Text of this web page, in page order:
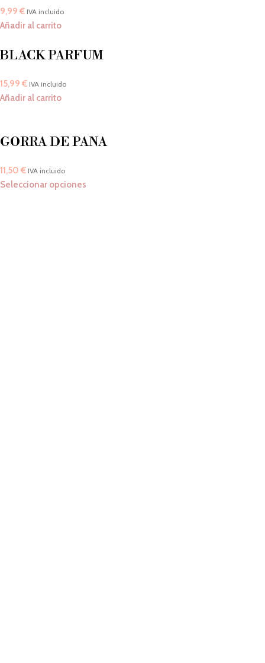
9,99 € IVA incluido
Añadir al carrito
BLACK PARFUM
15,99 € IVA incluido
Añadir al carrito
GORRA DE PANA
11,50 € IVA incluido
Seleccionar opciones